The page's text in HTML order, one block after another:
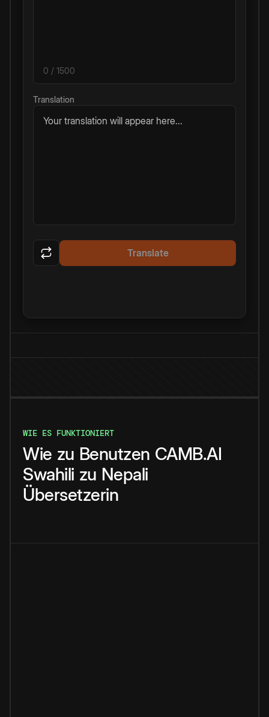
0 / 1500
Translation
Your translation will appear here...
Translate
WIE ES FUNKTIONIERT
Wie zu Benutzen CAMB.AI
Swahili zu Nepali
Übersetzerin